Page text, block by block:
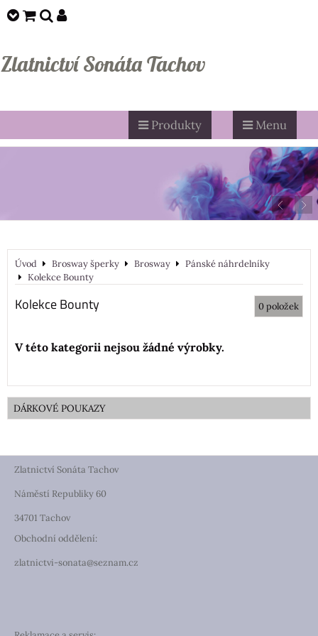
Zlatnictví Sonáta Tachov
Produkty Menu
Úvod Brosway šperky Brosway
Pánské náhrdelníky
Kolekce Bounty
Kolekce Bounty 0položek
DÁRKOVÉ POUKAZY
Zlatnictví Sonáta Tachov
Náměstí Republiky 60
34701 Tachov
Obchodní oddělení:
zlatnictvi-sonata@seznam.cz